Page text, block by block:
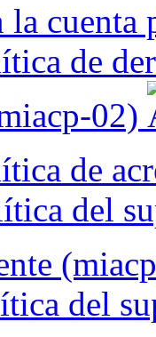
la
de
02)
de
del
del